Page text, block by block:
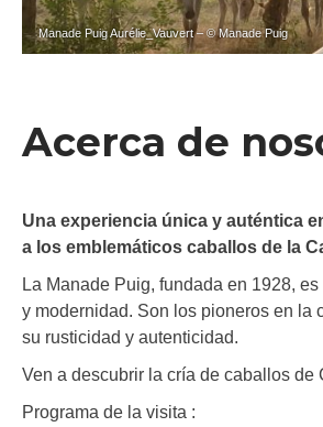
Manade Puig Aurélie_Vauvert – © Manade Puig
Acerca de
Una experiencia única y auténtica
a los emblemáticos caballos de la
La Manade Puig, fundada en 1928,
y modernidad. Son los pioneros en la
su rusticidad y autenticidad.
Ven a descubrir la cría de caballos de
Programa de la visita :